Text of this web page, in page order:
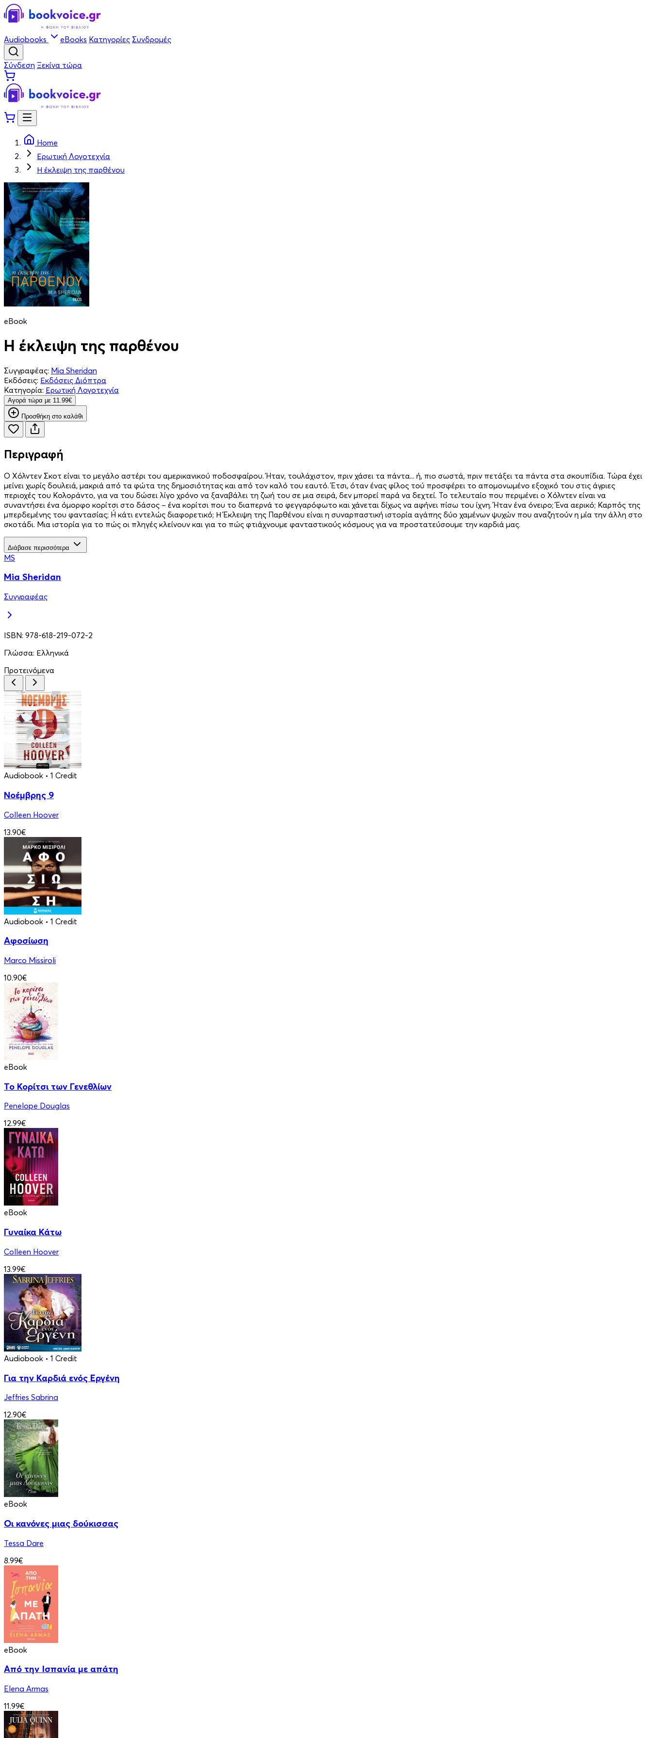
Audiobooks eBooks Κατηγορίες Συνδρομές
Σύνδεση Ξεκίνα τώρα
Home
Ερωτική Λογοτεχνία
Η έκλειψη της παρθένου
eBook
Η έκλειψη της παρθένου
Συγγραφέας: Mia Sheridan
Εκδόσεις: Εκδόσεις Διόπτρα
Κατηγορία: Ερωτική Λογοτεχνία
Aγορά τώρα με 11.99€
Προσθήκη στο καλάθι
Περιγραφή
Ο Χόλντεν Σκοτ είναι το μεγάλο αστέρι του αμερικανικού ποδοσφαίρου. Ήταν, τουλάχιστον, πριν χάσει τα πάντα... ή, πιο σωστά, πριν πετάξει τα πάντα στα σκουπίδια. Τώρα έχει
μείνει χωρίς δουλειά, μακριά από τα φώτα της δημοσιότητας και από τον καλό του εαυτό. Έτσι, όταν ένας φίλος τού προσφέρει το απομονωμένο εξοχικό του στις άγριες
περιοχές του Κολοράντο, για να του δώσει λίγο χρόνο να ξαναβάλει τη ζωή του σε μια σειρά, δεν μπορεί παρά να δεχτεί. Το τελευταίο που περιμένει ο Χόλντεν είναι να
συναντήσει ένα όμορφο κορίτσι στο δάσος – ένα κορίτσι που το διαπερνά το φεγγαρόφωτο και χάνεται δίχως να αφήνει πίσω του ίχνη. Ήταν ένα όνειρο; Ένα αερικό; Καρπός της
μπερδεμένης του φαντασίας; Ή κάτι εντελώς διαφορετικό; Η Έκλειψη της Παρθένου είναι η συναρπαστική ιστορία αγάπης δύο χαμένων ψυχών που αναζητούν η μία την άλλη στο
σκοτάδι. Μια ιστορία για το πώς οι πληγές κλείνουν και για το πώς φτιάχνουμε φανταστικούς κόσμους για να προστατεύσουμε την καρδιά μας.
Διάβασε περισσότερα
MS
Mia Sheridan
Συγγραφέας
ISBN: 978-618-219-072-2
Γλώσσα: Ελληνικά
Προτεινόμενα
Audiobook • 1 Credit
Νοέμβρης 9
Colleen Hoover
13.90€
Audiobook • 1 Credit
Αφοσίωση
Marco Missiroli
10.90€
eBook
Το Κορίτσι των Γενεθλίων
Penelope Douglas
12.99€
eBook
Γυναίκα Κάτω
Colleen Hoover
13.99€
Audiobook • 1 Credit
Για την Καρδιά ενός Εργένη
Jeffries Sabrina
12.90€
eBook
Οι κανόνες μιας δούκισσας
Tessa Dare
8.99€
eBook
Από την Ισπανία με απάτη
Elena Armas
11.99€